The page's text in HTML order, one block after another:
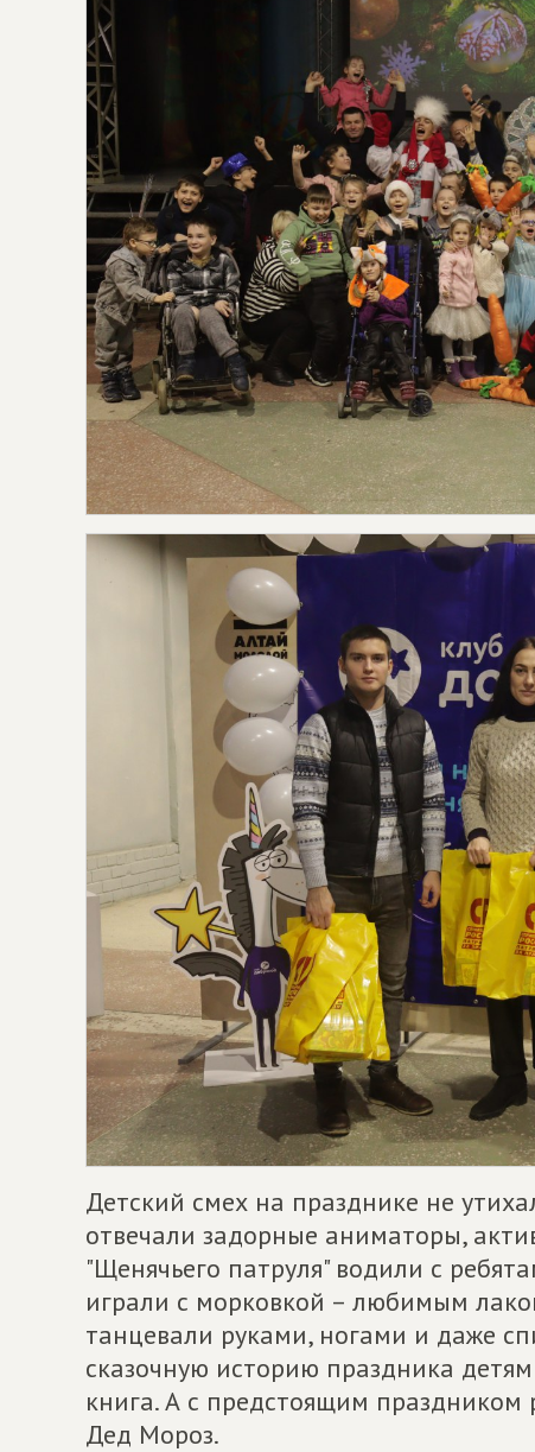
Детский смех на празднике не
отвечали задорные аниматоры,
"Щенячьего патруля" водили с
играли с морковкой – любимым
танцевали руками, ногами и даже
сказочную историю праздника
книга. А с предстоящим
Дед Мороз.